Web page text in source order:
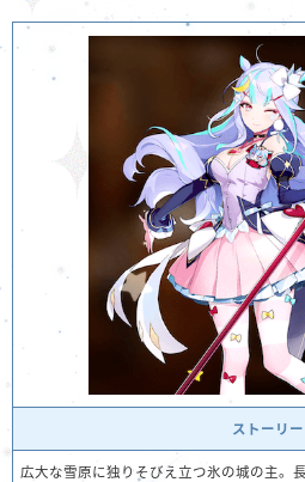
ストーリー
広大な雪原に独りそびえ立つ氷の城の主。